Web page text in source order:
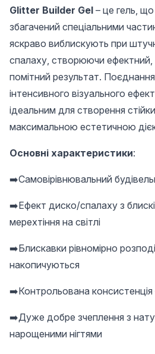
Glitter Builder Gel – це гель,
збагачений спеціальними
яскраво виблискують при
спалаху, створюючи ефектний,
помітний результат.
інтенсивного візуального
ідеальним для створення
максимальною естетичною
Основні характеристики:
➡️Самовірівнювальний
➡️Ефект диско/спалаху з
мерехтіння на світлі
➡️Блискавки рівномірно
накопичуються
➡️Контрольована консистенція
➡️Дуже добре зчеплення з
нарощеними нігтями